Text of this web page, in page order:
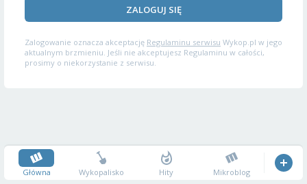
ZALOGUJ SIĘ
Zalogowanie oznacza akceptację Regulaminu serwisu Wykop.pl w jego
aktualnym brzmieniu. Jeśli nie akceptujesz Regulaminu w całości,
prosimy o niekorzystanie z serwisu.
Główna Wykopalisko Hity Mikroblog